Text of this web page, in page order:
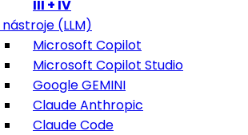
III + IV
nástroje (LLM)
Microsoft Copilot
Microsoft Copilot Studio
Google GEMINI
Claude Anthropic
Claude Code